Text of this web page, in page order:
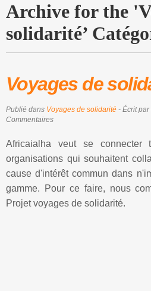
Archive for the
solidarité’
Voyages de
Publié dans Voyages de solidarité - Écrit
Commentaires
Africaialha veut se connecter
organisations qui souhaitent
cause d'intérêt commun dans
gamme. Pour ce faire, nous
Projet voyages de solidarité.